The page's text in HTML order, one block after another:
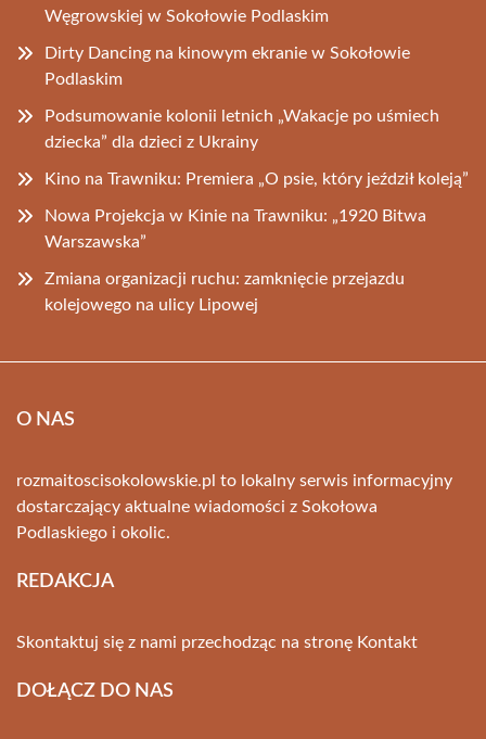
Węgrowskiej w Sokołowie Podlaskim
Dirty Dancing na kinowym ekranie w Sokołowie
Podlaskim
Podsumowanie kolonii letnich „Wakacje po uśmiech
dziecka” dla dzieci z Ukrainy
Kino na Trawniku: Premiera „O psie, który jeździł koleją”
Nowa Projekcja w Kinie na Trawniku: „1920 Bitwa
Warszawska”
Zmiana organizacji ruchu: zamknięcie przejazdu
kolejowego na ulicy Lipowej
O NAS
rozmaitoscisokolowskie.pl to lokalny serwis informacyjny
dostarczający aktualne wiadomości z Sokołowa
Podlaskiego i okolic.
REDAKCJA
Skontaktuj się z nami przechodząc na stronę Kontakt
DOŁĄCZ DO NAS